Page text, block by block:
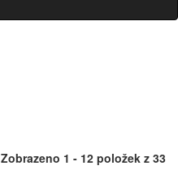
Zobrazeno 1 - 12 položek z 33